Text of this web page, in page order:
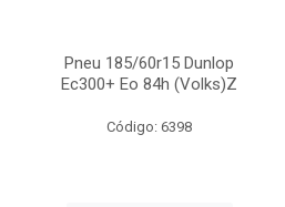
Pneu 185/60r15 Dunlop
Ec300+ Eo 84h (Volks)Z
Código: 6398